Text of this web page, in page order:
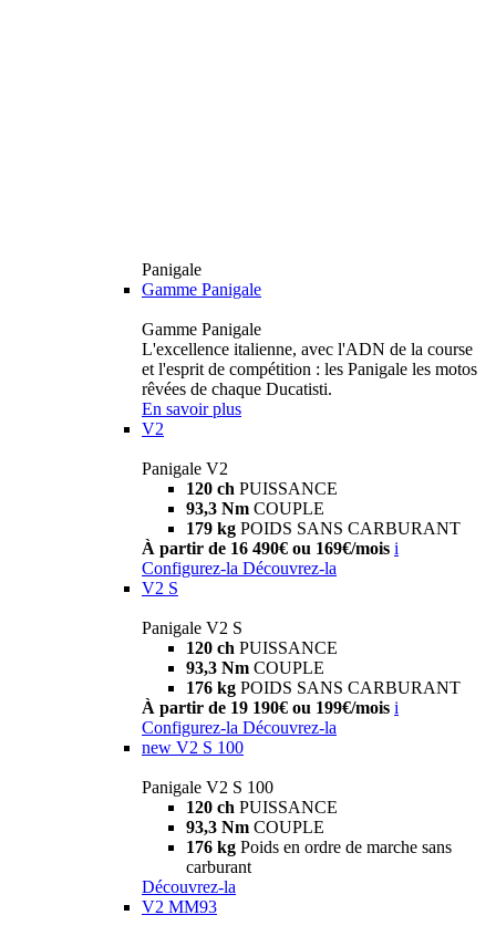
Panigale
Gamme Panigale
Gamme Panigale
L'excellence italienne, avec l'ADN de la course
et l'esprit de compétition : les Panigale les motos
rêvées de chaque Ducatisti.
En savoir plus
V2
Panigale V2
120 ch PUISSANCE
93,3 Nm COUPLE
179 kg POIDS SANS CARBURANT
À partir de 16 490€ ou 169€/mois i
Configurez-la Découvrez-la
V2 S
Panigale V2 S
120 ch PUISSANCE
93,3 Nm COUPLE
176 kg POIDS SANS CARBURANT
À partir de 19 190€ ou 199€/mois i
Configurez-la Découvrez-la
new V2 S 100
Panigale V2 S 100
120 ch PUISSANCE
93,3 Nm COUPLE
176 kg Poids en ordre de marche sans
carburant
Découvrez-la
V2 MM93